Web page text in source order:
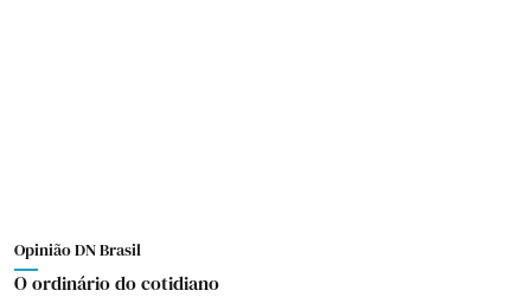
Opinião DN Brasil
O ordinário do cotidiano